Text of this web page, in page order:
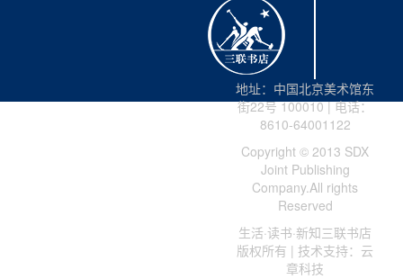
地址：中国北京美术馆东
街22号 100010 | 电话：
8610-64001122
Copyright © 2013 SDX
Joint Publishing
Company.All rights
Reserved
生活·读书·新知三联书店
版权所有 | 技术支持：云
章科技